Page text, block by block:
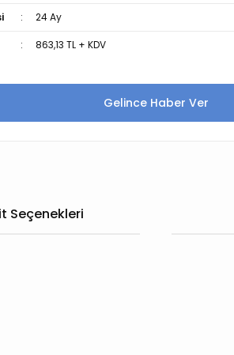
24 Ay
863,13 TL + KDV
Gelince Haber Ver
Seçenekleri